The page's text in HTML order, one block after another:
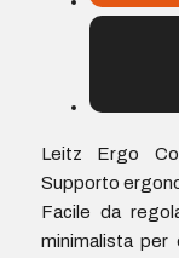
Leitz Ergo
Supporto
Facile da
minimalista